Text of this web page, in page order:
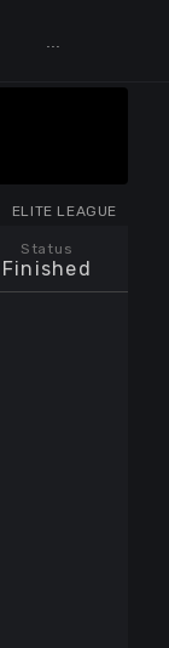
ELITE LEAGUE
Status
Finished